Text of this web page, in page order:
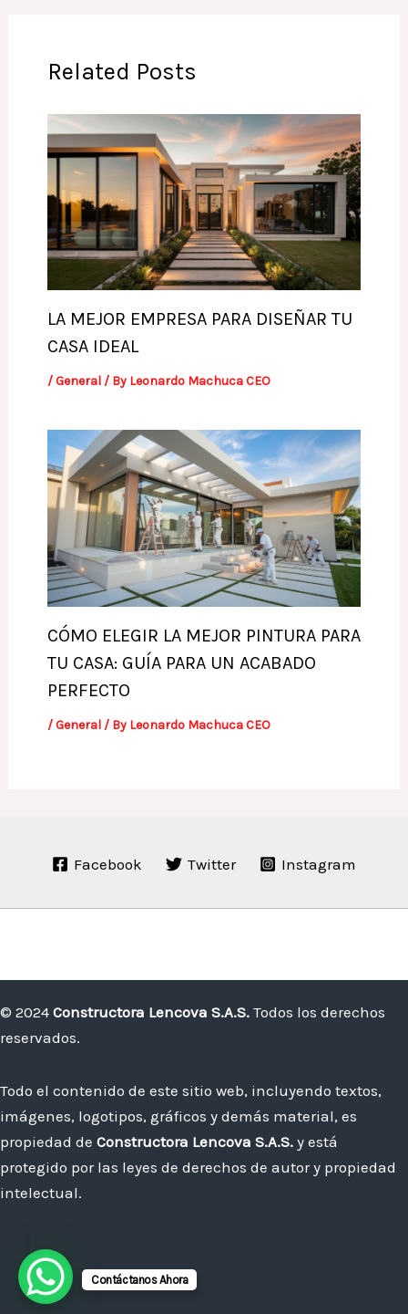
Related Posts
LA MEJOR EMPRESA PARA DISEÑAR TU
CASA IDEAL
/General/ By Leonardo Machuca CEO
CÓMO ELEGIR LA MEJOR PINTURA PARA
TU CASA: GUÍA PARA UN ACABADO
PERFECTO
/General/ By Leonardo Machuca CEO
Facebook Twitter Instagram
© 2024 Constructora Lencova S.A.S. Todos los derechos
reservados.
Todo el contenido de este sitio web, incluyendo textos,
imágenes, logotipos, gráficos y demás material, es
propiedad de Constructora Lencova S.A.S. y está
protegido por las leyes de derechos de autor y propiedad
intelectual.
Contáctanos Ahora